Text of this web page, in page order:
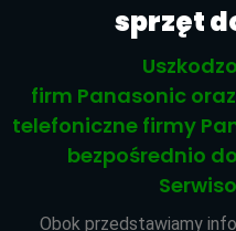
sprzęt
firm Panasonic
telefoniczne firmy
bezpośrednio
Obok przedstawiamy